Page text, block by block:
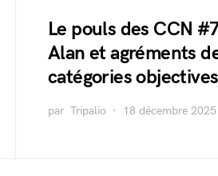
Le pouls des CCN
Alan et agréments
catégories objectives
par Tripalio 18 décembre 2025